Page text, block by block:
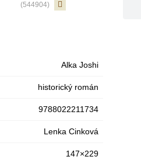
(544904)
Alka Joshi
historický román
9788022211734
Lenka Cinková
147×229